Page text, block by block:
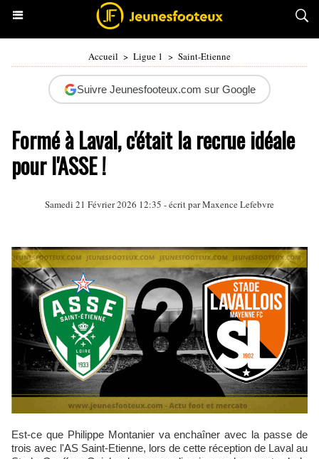
Accueil > Ligue 1 > Saint-Etienne
Suivre Jeunesfooteux.com sur Google
Formé à Laval, c'était la recrue idéale
pour l'ASSE !
Samedi 21 Février 2026 12:35 - écrit par Maxence Lefebvre
Est-ce que Philippe Montanier va enchaîner avec la passe de
trois avec l'AS Saint-Etienne, lors de cette réception de Laval au